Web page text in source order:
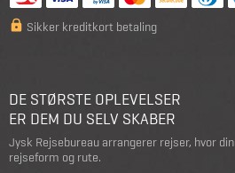
Sikker kreditkort betaling
DE STØRSTE OPLEVELSER
ER DEM DU SELV SKABER
Jysk Rejsebureau arrangerer rejser, hvor
rejseform og rute.